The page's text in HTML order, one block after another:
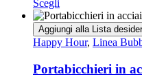
Scegli
Aggiungi alla Lista
Happy Hour, Linea
Portabicchieri in